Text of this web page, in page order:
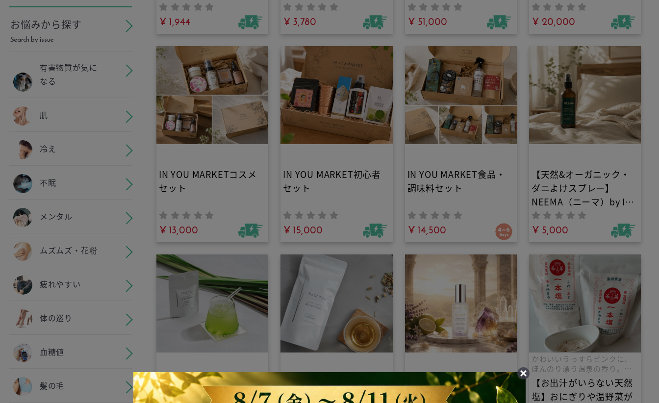
お悩みから探す
Search by issue
有害物質が気に
なる
肌
冷え
不眠
メンタル
ムズムズ・花粉
疲れやすい
体の巡り
血糖値
髪の毛
料・添加物不使用！グリ
ーンコーヒーの栄養成分
とチアパス産アラビカ種
のコーヒーを絶妙なバラ
ンスで配合！市販のコー
ヒーよりも栄養素が豊
富！健康と若々しさを保
つファイトケミカルやク
ロロゲン酸という栄養素
がたっぷり
¥ 1,944
ーリングミスト・100%
植物由来で夏バテ対策！
オーガニックミントたっ
ぷりのアロマミスト
¥ 3,780 ¥ 51,000 ¥ 20,000
IN YOU MARKETコスメ
セット
¥ 13,000
IN YOU MARKET初心者
セット
¥ 15,000
IN YOU MARKET食品・
調味料セット
¥ 14,500
【天然&オーガニック・
ダニよけスプレー】
NEEMA（ニーマ）by IN
YOU｜ベッドや布団に直
接使える殺虫成分・有害
添加物ゼロの100%植物
由来ファブリックミス
ト。水を一滴も使わずヒ
バ×ニームの力で大人と
子どもの睡眠環境を安全
に守る！
¥ 5,000
【粉末真菰（マコモパウ
ダー）10g＋IN YOU
【焙煎真菰茶25g＋IN
YOU MARKET限定ギフト
【開運/お清め浄化ミス
ト】SUIORA（スイオ
かわいいうっすらピンクに、
ほんのり漂う温泉の香り。太
陽の恵みをたっぷり浴びたチ
ベット高原の「天日湖塩」
に、厳選し海塩・岩塩を調和
【お出汁がいらない天然
塩】おにぎりや温野菜が